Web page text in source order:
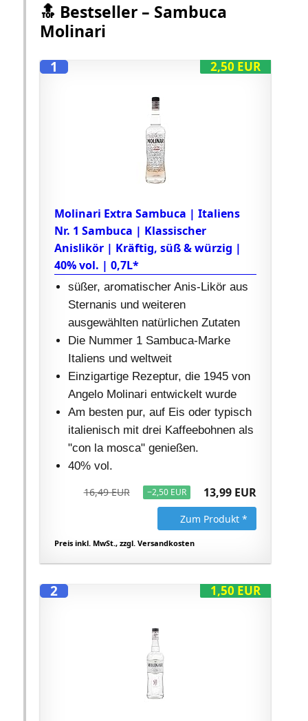
🔝 Bestseller – Sambuca
Molinari
2,50 EUR
1
Molinari Extra Sambuca | Italiens
Nr. 1 Sambuca | Klassischer
Anislikör | Kräftig, süß & würzig |
40% vol. | 0,7L*
süßer, aromatischer Anis-Likör aus
Sternanis und weiteren
ausgewählten natürlichen Zutaten
Die Nummer 1 Sambuca-Marke
Italiens und weltweit
Einzigartige Rezeptur, die 1945 von
Angelo Molinari entwickelt wurde
Am besten pur, auf Eis oder typisch
italienisch mit drei Kaffeebohnen als
"con la mosca" genießen.
40% vol.
16,49 EUR −2,50 EUR 13,99 EUR
Zum Produkt *
Preis inkl. MwSt., zzgl. Versandkosten
1,50 EUR
2